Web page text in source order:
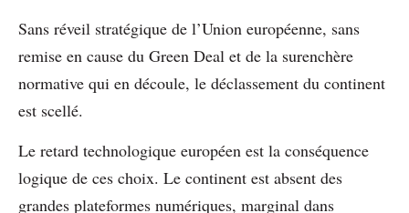
Sans réveil stratégique de l’Union européenne, sans
remise en cause du Green Deal et de la surenchère
normative qui en découle, le déclassement du continent
est scellé.
Le retard technologique européen est la conséquence
logique de ces choix. Le continent est absent des
grandes plateformes numériques, marginal dans